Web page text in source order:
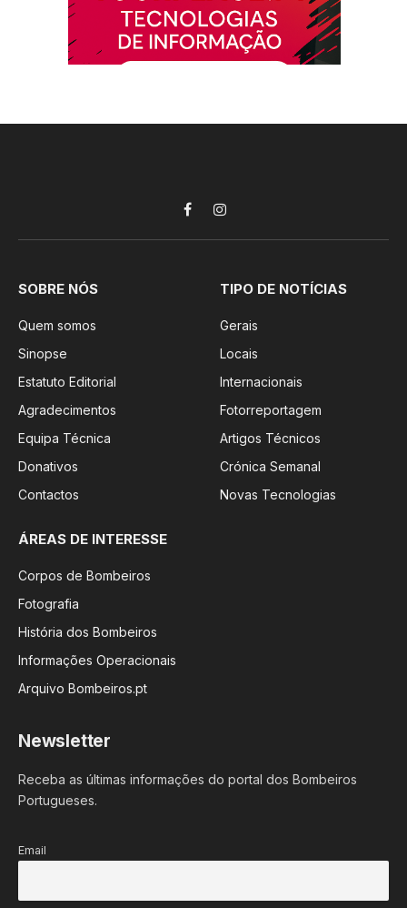
FacebookInstagram
SOBRE NÓS
Quem somos
Sinopse
Estatuto Editorial
Agradecimentos
Equipa Técnica
Donativos
Contactos
TIPO DE NOTÍCIAS
Gerais
Locais
Internacionais
Fotorreportagem
Artigos Técnicos
Crónica Semanal
Novas Tecnologias
ÁREAS DE INTERESSE
Corpos de Bombeiros
Fotografia
História dos Bombeiros
Informações Operacionais
Arquivo Bombeiros.pt
Newsletter
Receba as últimas informações do portal dos Bombeiros
Portugueses.
Email